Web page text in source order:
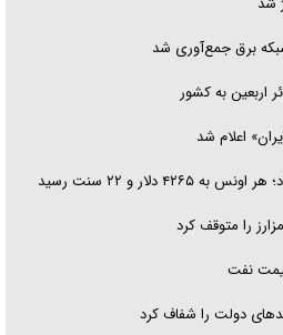
اعلام شد
نفت
دولت را شفاف کرد